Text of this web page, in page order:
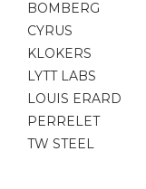
BOMBERG
CYRUS
KLOKERS
LYTT LABS
LOUIS ERARD
PERRELET
TW STEEL